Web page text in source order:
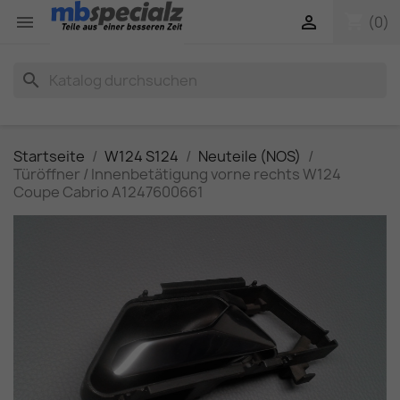
 (0)

search
Startseite W124 S124
Neuteile (NOS)
Türöffner / Innenbetätigung vorne rechts W124
Coupe Cabrio A1247600661